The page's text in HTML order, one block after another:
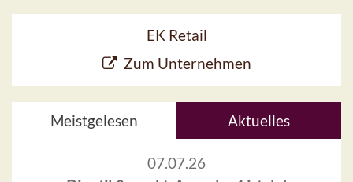
EK Retail
Zum Unternehmen
Meistgelesen Aktuelles
07.07.26